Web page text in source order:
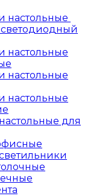
настольные
настольные
настольные
настольные
для